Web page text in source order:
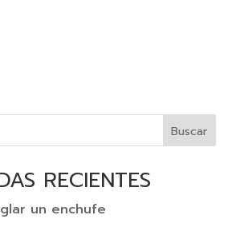
Buscar
RECIENTES
un enchufe